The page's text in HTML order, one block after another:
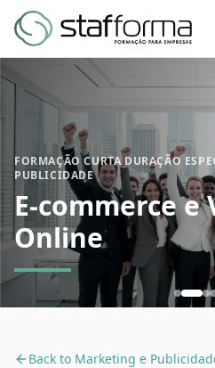
FORMAÇÃO CURTA DURAÇÃO
PUBLICIDADE
E-commerce e
Online
Back to Marketing e